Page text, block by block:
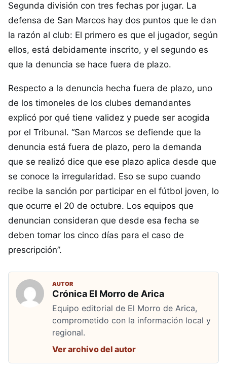
Segunda división con tres fechas por jugar. La
defensa de San Marcos hay dos puntos que le dan
la razón al club: El primero es que el jugador, según
ellos, está debidamente inscrito, y el segundo es
que la denuncia se hace fuera de plazo.
Respecto a la denuncia hecha fuera de plazo, uno
de los timoneles de los clubes demandantes
explicó por qué tiene validez y puede ser acogida
por el Tribunal. “San Marcos se defiende que la
denuncia está fuera de plazo, pero la demanda
que se realizó dice que ese plazo aplica desde que
se conoce la irregularidad. Eso se supo cuando
recibe la sanción por participar en el fútbol joven, lo
que ocurre el 20 de octubre. Los equipos que
denuncian consideran que desde esa fecha se
deben tomar los cinco días para el caso de
prescripción”.
AUTOR
Crónica El Morro de Arica
Equipo editorial de El Morro de Arica,
comprometido con la información local y
regional.
Ver archivo del autor